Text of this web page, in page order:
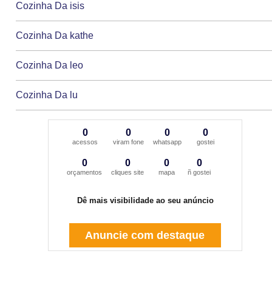
Cozinha Da isis
Cozinha Da kathe
Cozinha Da leo
Cozinha Da lu
0
acessos
0
viram fone
0
whatsapp
0
gostei
0
orçamentos
0
cliques site
0
mapa
0
ñ gostei
Dê mais visibilidade ao seu anúncio
Anuncie com destaque